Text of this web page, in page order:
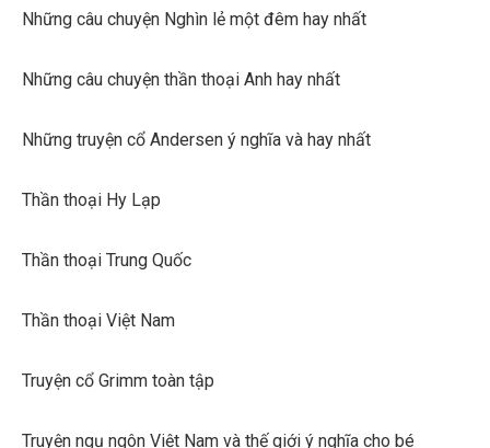
Những câu chuyện Nghìn lẻ một đêm hay nhất
Những câu chuyện thần thoại Anh hay nhất
Những truyện cổ Andersen ý nghĩa và hay nhất
Thần thoại Hy Lạp
Thần thoại Trung Quốc
Thần thoại Việt Nam
Truyện cổ Grimm toàn tập
Truyện ngụ ngôn Việt Nam và thế giới ý nghĩa cho bé